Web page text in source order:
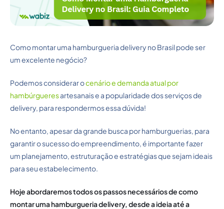
Como montar uma hamburgueria delivery no Brasil pode ser
um excelente negócio?
Podemos considerar ocenário e demanda atual por
hambúrgueresartesanais e a popularidade dos serviços de
delivery, para respondermos essa dúvida!
No entanto, apesar da grande busca por hamburguerias, para
garantir o sucesso do empreendimento, é importante fazer
um planejamento, estruturação e estratégias que sejam ideais
para seu estabelecimento.
Hoje abordaremos todos os passos necessários de como
montar uma hamburgueria delivery, desde a ideia até a